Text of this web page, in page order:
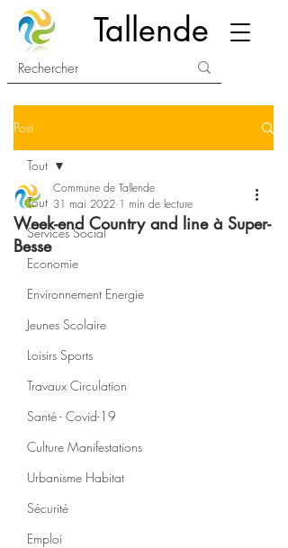
Tallende
Post
Tout
Services Social
Economie
Environnement Energie
Jeunes Scolaire
Loisirs Sports
Travaux Circulation
Santé - Covid-19
Culture Manifestations
Urbanisme Habitat
Sécurité
Emploi
Tout
Week-end Country and line à Super-
Besse
Commune de Tallende
31 mai 2022 1 min de lecture